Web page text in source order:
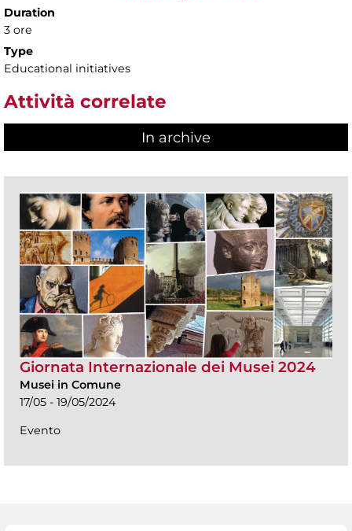
Duration
3 ore
Type
Educational initiatives
Attività correlate
In archive
Giornata Internazionale dei Musei 2024
Musei in Comune
17/05 - 19/05/2024
Evento